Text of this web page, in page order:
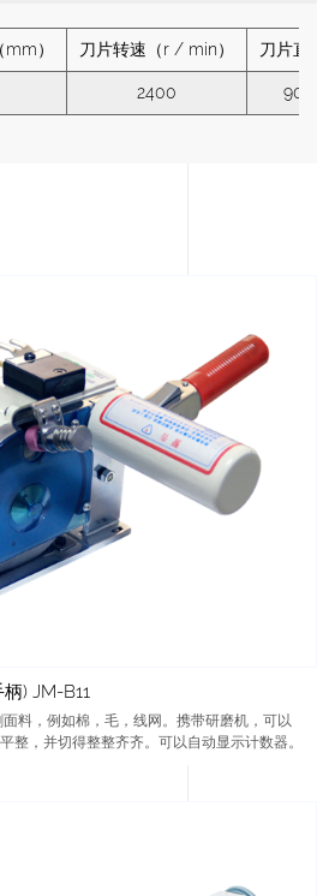
） 刀片转速（r / min） 刀片直径
2400 90
) JM-B11
料，例如棉，毛，线网。携带研磨机，可以
整，并切得整整齐齐。可以自动显示计数器。